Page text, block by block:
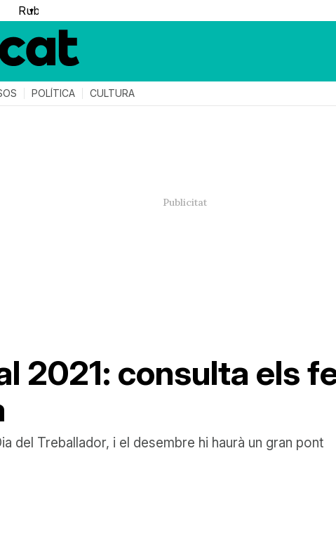
▼
POLÍTICA CULTURA
2021: consulta els
del Treballador, i el desembre hi haurà un gran pont